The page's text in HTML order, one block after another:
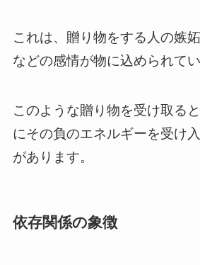
これは、贈り物をする人の嫉
などの感情が物に込められてい
このような贈り物を受け取る
にその負のエネルギーを受け
があります。
依存関係の象徴